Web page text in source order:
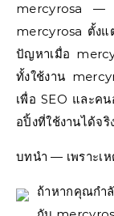
mercyrosa — คู่
mercyrosa ตั้ง
ปัญหาเมื่อ
ทั้งใช้งาน
เพื่อ SEO และค
อปิ้งที่ใช้งานได้จริ
บทนำ — เพราะเ
ถ้าหากคุณกำ